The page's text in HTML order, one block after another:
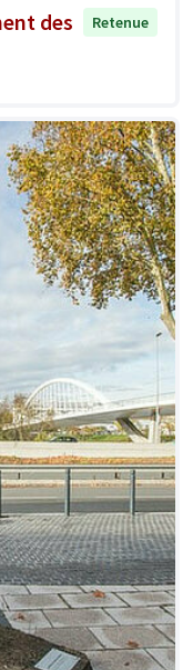
des
Retenue